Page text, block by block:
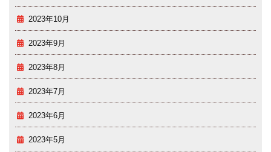
2023年10月
2023年9月
2023年8月
2023年7月
2023年6月
2023年5月